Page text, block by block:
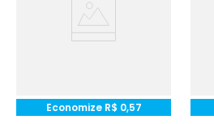
Economize R$ 0,57